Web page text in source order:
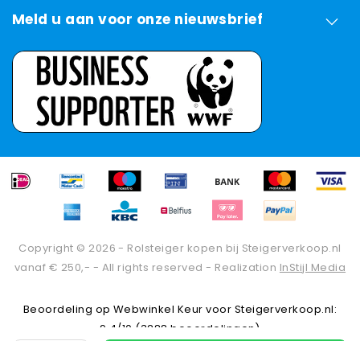
Meld u aan voor onze nieuwsbrief
Copyright © 2026 - Rolsteiger kopen bij Steigerverkoop.nl
vanaf € 250,- - All rights reserved - Realization InStijl Media
Beoordeling op Webwinkel Keur voor Steigerverkoop.nl:
9.4/10 (3288 beoordelingen)